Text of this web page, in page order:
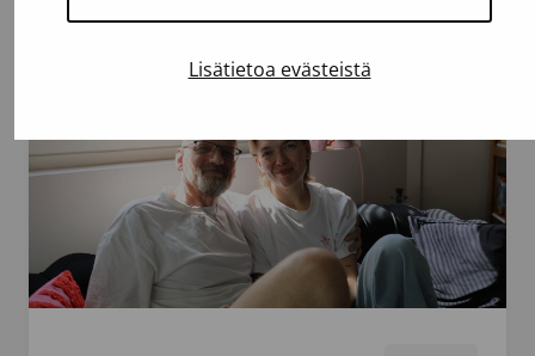
Lisätietoa evästeistä
verenluovutuksen lähelle arkea ja tarjoaa